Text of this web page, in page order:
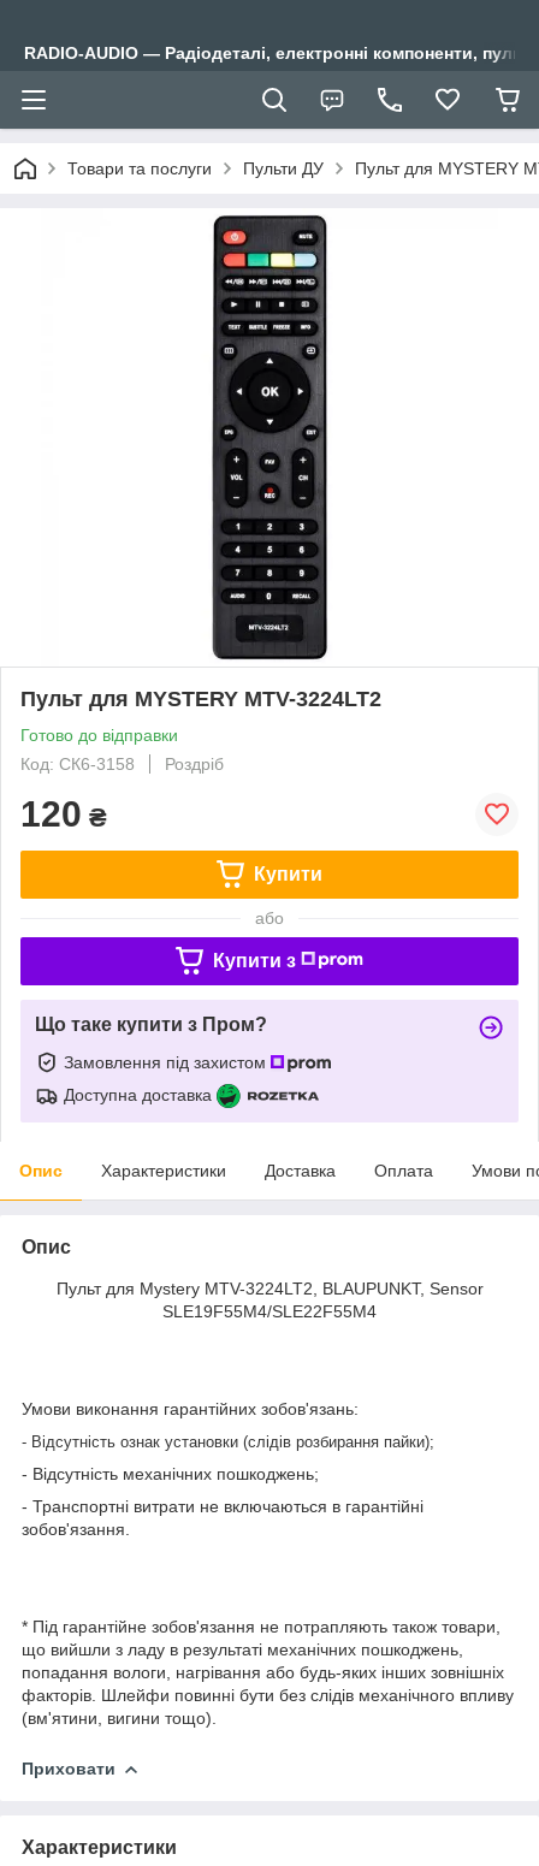
RADIO-AUDIO — Радіодеталі, електронні компоненти,
Товари та послуги Пульти ДУ Пульт для MYSTERY
Пульт для MYSTERY MTV-3224LT2
Готово до відправки
Код: СК6-3158
Роздріб
120 ₴
Купити
або
Купити з
Що таке купити з Пром?
Замовлення під захистом
Доступна доставка
Опис Характеристики Доставка Оплата Умови
Опис
Пульт для Mystery MTV-3224LT2, BLAUPUNKT, Sensor
SLE19F55M4/SLE22F55M4
Умови виконання гарантійних зобов'язань:
- Відсутність ознак установки (слідів розбирання пайки);
- Відсутність механічних пошкоджень;
- Транспортні витрати не включаються в гарантійні
зобов'язання.
* Під гарантійне зобов'язання не потрапляють також товари,
що вийшли з ладу в результаті механічних пошкоджень,
попадання вологи, нагрівання або будь-яких інших зовнішніх
факторів. Шлейфи повинні бути без слідів механічного впливу
(вм'ятини, вигини тощо).
Приховати
Характеристики